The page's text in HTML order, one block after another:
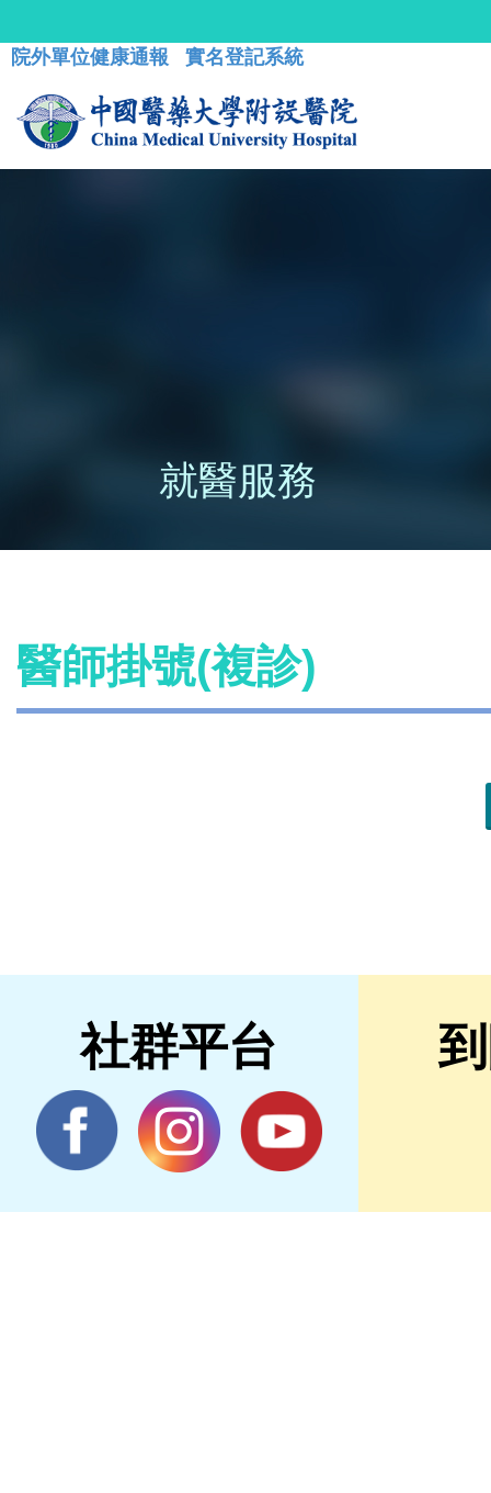
院外單位健康通報 實名登記系統
就醫服務
醫師掛號(複診)
社群平台